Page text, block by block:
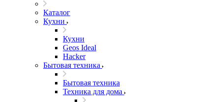
Каталог
Кухни
Кухни
Geos Ideal
Hacker
Бытовая техника
Бытовая техника
Техника для дома